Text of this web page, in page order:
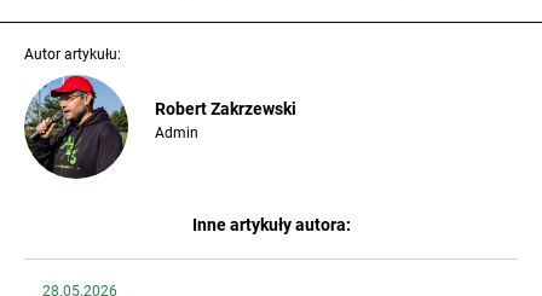
Autor artykułu:
Robert Zakrzewski
Admin
Inne artykuły autora:
28.05.2026